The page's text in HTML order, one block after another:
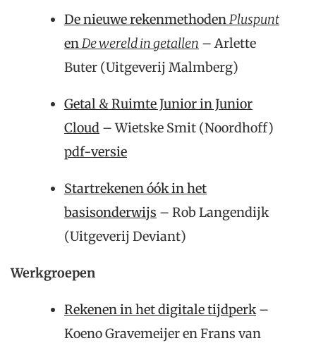
De nieuwe rekenmethodenPluspunt
enDe wereld in getallen – Arlette
Buter (Uitgeverij Malmberg)
Getal & Ruimte Junior in Junior
Cloud – Wietske Smit (Noordhoff)
pdf-versie
Startrekenen óók in het
basisonderwijs – Rob Langendijk
(Uitgeverij Deviant)
Werkgroepen
Rekenen in het digitale tijdperk–
Koeno Gravemeijer en Frans van